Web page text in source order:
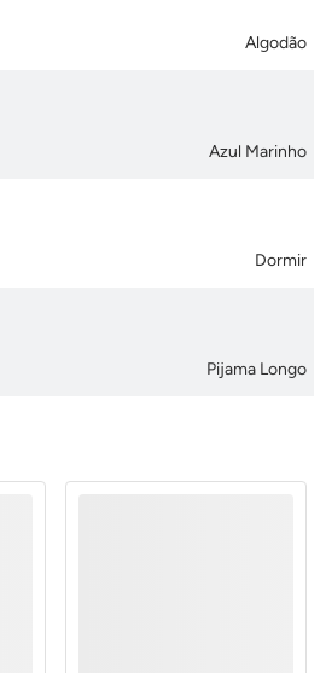
Algodão
Azul Marinho
Dormir
Pijama Longo